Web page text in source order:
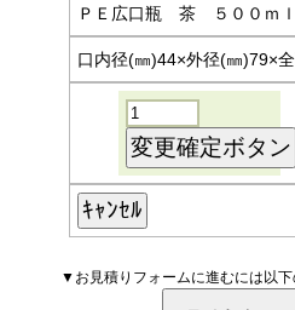
ＰＥ広口瓶 茶 ５００ｍｌ
口内径(㎜)44×外径(㎜)79×
▼お見積りフォームに進むには以下